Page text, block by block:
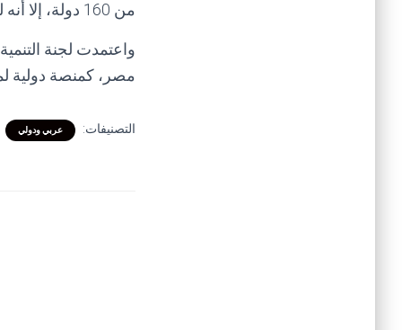
من 160 دولة، إلا أنه لم ينظم عام 2020 بسبب ظروف جائحة كورونا.
واعتمدت لجنة
مصر، كمنصة دولية
التصنيفات: عربي ودولي